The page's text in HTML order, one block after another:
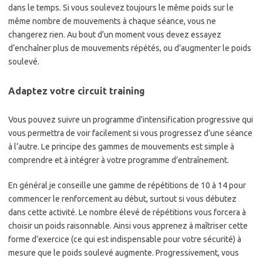
dans le temps. Si vous soulevez toujours le même poids sur le
même nombre de mouvements à chaque séance, vous ne
changerez rien. Au bout d’un moment vous devez essayez
d’enchaîner plus de mouvements répétés, ou d’augmenter le poids
soulevé.
Adaptez votre circuit training
Vous pouvez suivre un programme d’intensification progressive qui
vous permettra de voir facilement si vous progressez d’une séance
à l’autre. Le principe des gammes de mouvements est simple à
comprendre et à intégrer à votre programme d’entraînement.
En général je conseille une gamme de répétitions de 10 à 14 pour
commencer le renforcement au début, surtout si vous débutez
dans cette activité. Le nombre élevé de répétitions vous forcera à
choisir un poids raisonnable. Ainsi vous apprenez à maîtriser cette
forme d’exercice (ce qui est indispensable pour votre sécurité) à
mesure que le poids soulevé augmente. Progressivement, vous